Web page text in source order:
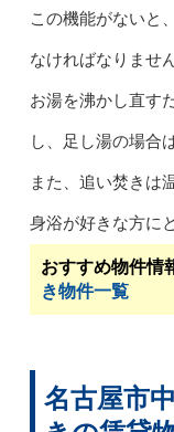
この機能がないと
なければなりません
お湯を沸かし直す
し、足し湯の場合
また、追い焚きは
身浴が好きな方に
おすすめ物件情
き物件一覧
名古屋市